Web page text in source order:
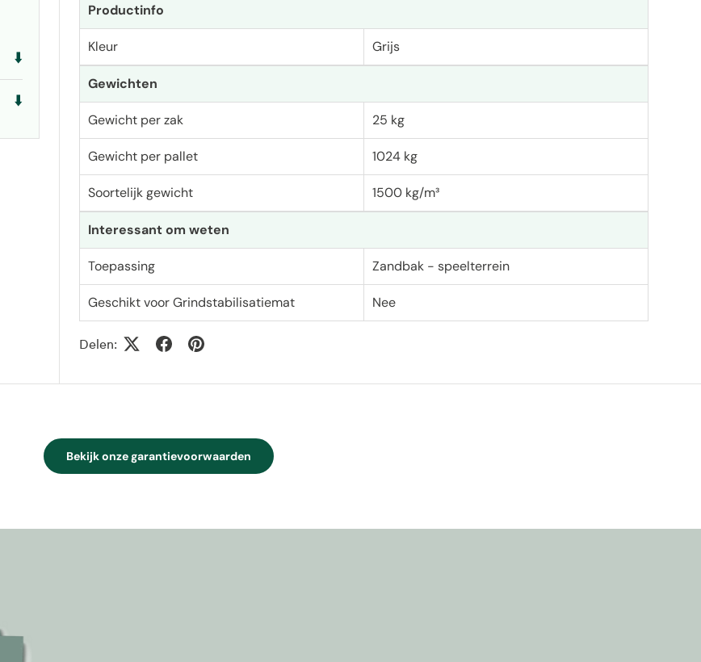
Productinfo
Kleur Grijs
Gewichten
Gewicht per zak 25 kg
Gewicht per pallet 1024 kg
Soortelijk gewicht 1500 kg/m³
Interessant om weten
Toepassing Zandbak - speelterrein
Geschikt voor Grindstabilisatiemat Nee
Delen:
⬇️
⬇️
Bekijk onze garantievoorwaarden